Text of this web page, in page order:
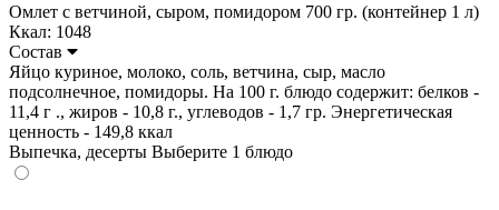
Омлет с ветчиной, сыром, помидором 700 гр. (контейнер 1 л)
Ккал: 1048
Состав
Яйцо куриное, молоко, соль, ветчина, сыр, масло
подсолнечное, помидоры. На 100 г. блюдо содержит: белков -
11,4 г ., жиров - 10,8 г., углеводов - 1,7 гр. Энергетическая
ценность - 149,8 ккал
Выпечка, десерты Выберите 1 блюдо